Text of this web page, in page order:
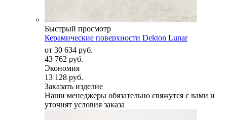
Быстрый просмотр
Керамические поверхности Dekton Lunar
от 30 634 руб.
43 762 руб.
Экономия
13 128 руб.
Заказать изделие
Наши менеджеры обязательно свяжутся с вами и
уточнят условия заказа